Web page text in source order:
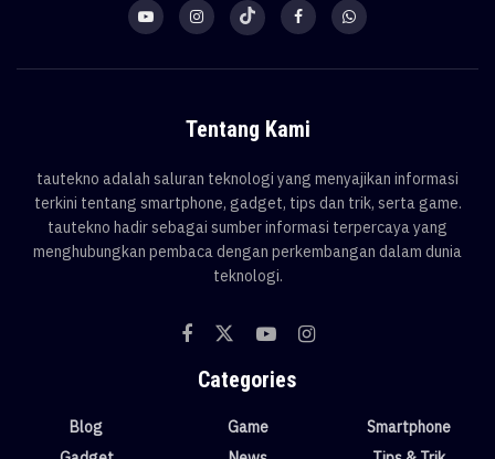
Tentang Kami
tautekno adalah saluran teknologi yang menyajikan informasi
terkini tentang smartphone, gadget, tips dan trik, serta game.
tautekno hadir sebagai sumber informasi terpercaya yang
menghubungkan pembaca dengan perkembangan dalam dunia
teknologi.
Categories
Blog
Game
Smartphone